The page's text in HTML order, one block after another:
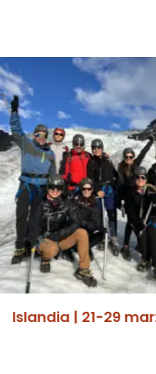
Islandia | 21-29